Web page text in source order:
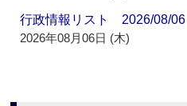
行政情報リスト 2026/08/06
2026年08月06日 (木)